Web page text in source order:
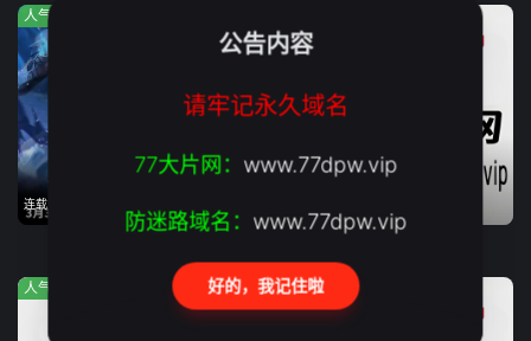
人气:1335
人气:672 人气:360
公告内容
请牢记永久域名
77大片网： www.77dpw.vip
防迷路域名： www.77dpw.vip
好的，我记住啦